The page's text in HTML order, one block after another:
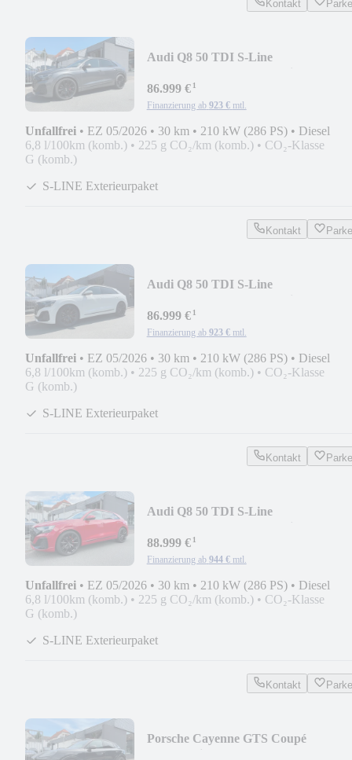
Kontakt
Audi Q8 50 TDI S-Line
86.999 €¹
Finanzierung ab 923 € mtl.
Unfallfrei • EZ 05/2026 • 30 km • 210 kW (286 PS) • Diesel
6,8 l/100km (komb.) • 225 g CO₂/km (komb.) • CO₂-Klasse
G (komb.)
S-LINE Exterieurpaket
Kontakt
Audi Q8 50 TDI S-Line
86.999 €¹
Finanzierung ab 923 € mtl.
Unfallfrei • EZ 05/2026 • 30 km • 210 kW (286 PS) • Diesel
6,8 l/100km (komb.) • 225 g CO₂/km (komb.) • CO₂-Klasse
G (komb.)
S-LINE Exterieurpaket
Kontakt
Audi Q8 50 TDI S-Line
88.999 €¹
Finanzierung ab 944 € mtl.
Unfallfrei • EZ 05/2026 • 30 km • 210 kW (286 PS) • Diesel
6,8 l/100km (komb.) • 225 g CO₂/km (komb.) • CO₂-Klasse
G (komb.)
S-LINE Exterieurpaket
Kontakt
Porsche Cayenne GTS Coupé